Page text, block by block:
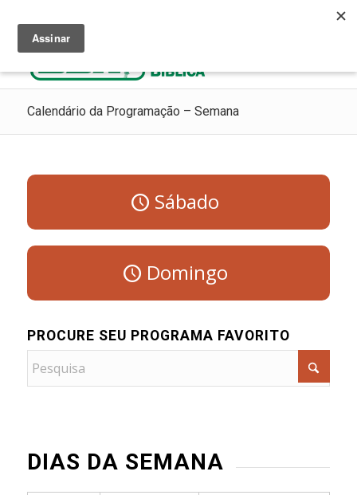
Calendário da Programação – Semana
Sábado
Domingo
PROCURE SEU PROGRAMA FAVORITO
DIAS DA SEMANA